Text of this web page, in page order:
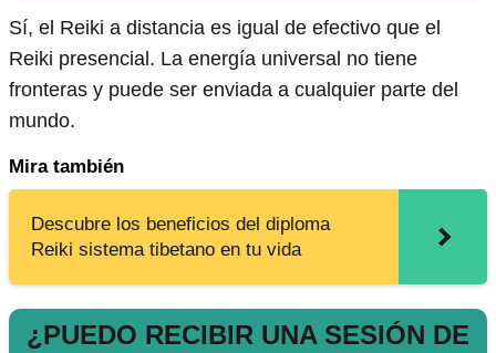
Sí, el Reiki a distancia es igual de efectivo que el
Reiki presencial. La energía universal no tiene
fronteras y puede ser enviada a cualquier parte del
mundo.
Mira también
Descubre los beneficios del diploma
Reiki sistema tibetano en tu vida
¿PUEDO RECIBIR UNA SESIÓN DE